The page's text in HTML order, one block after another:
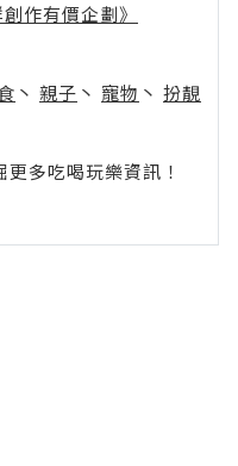
作有價企劃》
丶 親子 丶 寵物 丶 扮靚
多吃喝玩樂資訊！